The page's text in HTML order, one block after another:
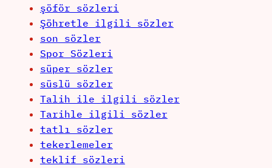
şöför sözleri
Şöhretle ilgili sözler
son sözler
Spor Sözleri
süper sözler
süslü sözler
Talih ile ilgili sözler
Tarihle ilgili sözler
tatlı sözler
tekerlemeler
teklif sözleri